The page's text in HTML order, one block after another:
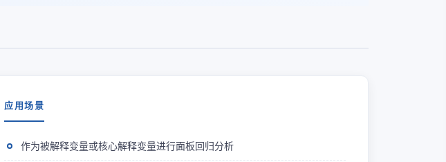
应用场景
作为被解释变量或核心解释变量进行面板回归分析